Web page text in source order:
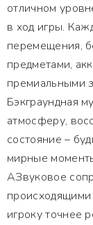
отличном
в ход игры.
перемещения,
предметами,
премиальными
Бэкграундная
атмосферу,
состояние –
мирные
АЗвуковое
происходящими
игроку точнее